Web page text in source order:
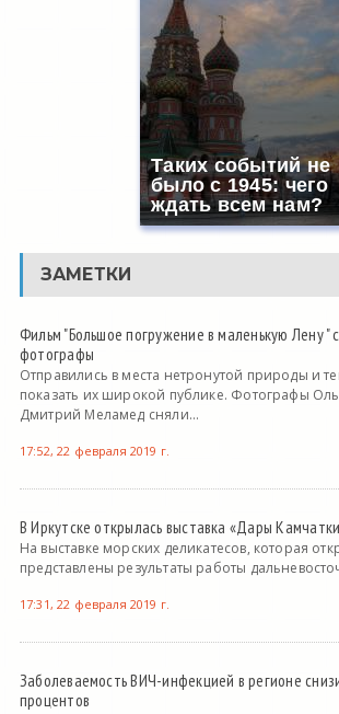
Таких событий не
было с 1945: чего
ждать всем нам?
ЗАМЕТКИ
Фильм "Большое погружение в маленькую Лену "
фотографы
Отправились в места нетронутой природы и
показать их широкой публике. Фотографы
Дмитрий Меламед сняли...
17:52, 22 февраля 2019 г.
В Иркутске открылась выставка «Дары
На выставке морских деликатесов, которая
представлены результаты работы
17:31, 22 февраля 2019 г.
Заболеваемость ВИЧ-инфекцией в регионе
процентов